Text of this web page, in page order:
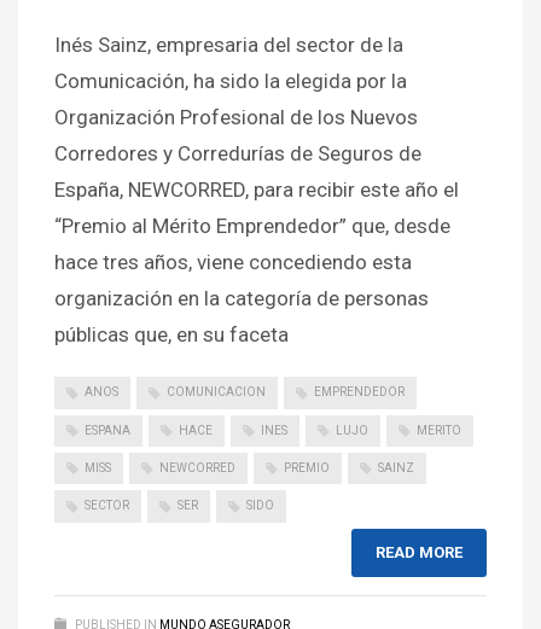
Inés Sainz, empresaria del sector de la
Comunicación, ha sido la elegida por la
Organización Profesional de los Nuevos
Corredores y Corredurías de Seguros de
España, NEWCORRED, para recibir este año el
“Premio al Mérito Emprendedor” que, desde
hace tres años, viene concediendo esta
organización en la categoría de personas
públicas que, en su faceta
ANOS COMUNICACION EMPRENDEDOR
ESPANA HACE INES LUJO MERITO
MISS NEWCORRED PREMIO SAINZ
SECTOR SER SIDO
READ MORE
PUBLISHED IN MUNDO ASEGURADOR